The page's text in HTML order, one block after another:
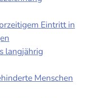
Eintritt in
langjährig
Menschen